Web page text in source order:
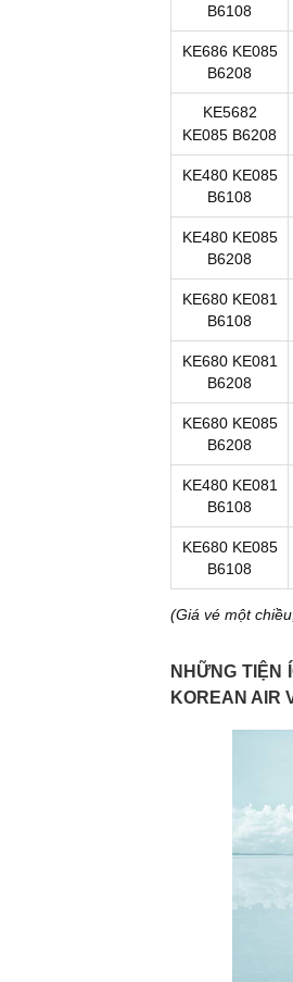
B6108
KE686 KE085
B6208
KE5682
KE085 B6208
KE480 KE085
B6108
KE480 KE085
B6208
KE680 KE081
B6108
KE680 KE081
B6208
KE680 KE085
B6208
KE480 KE081
B6108
KE680 KE085
B6108
(Giá vé một
NHỮNG TIỆN
KOREAN AIR